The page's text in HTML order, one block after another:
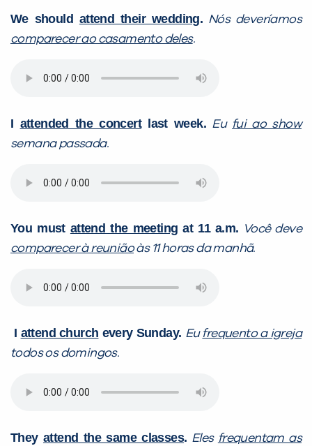
We should attend their wedding. Nós deveríamos
comparecer ao casamento deles.
I attended the concertlast week. Eu fui ao show
semana passada.
You must attend the meeting at 11 a.m. Você deve
comparecer à reuniãoàs 11 horas da manhã.
I attend church every Sunday. Eu frequento a igreja
todos os domingos.
They attend the same classes. Eles frequentam as